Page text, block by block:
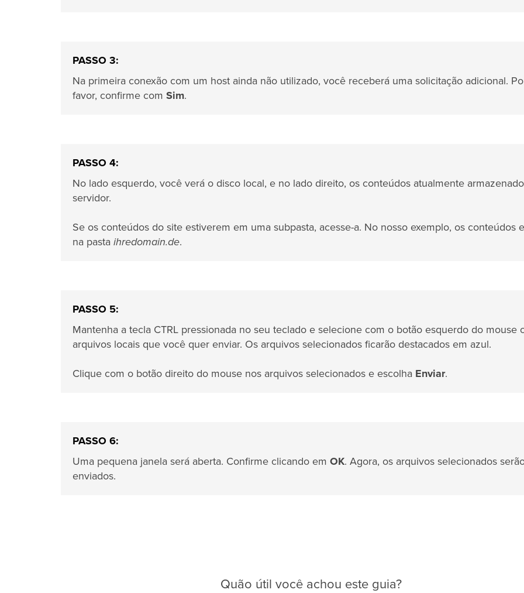
PASSO 3:
Na primeira conexão com um host ainda não utilizado, você receberá uma solicitação adicional.
favor, confirme com Sim.
PASSO 4:
No lado esquerdo, você verá o disco local, e no lado direito, os conteúdos atualmente
servidor.
Se os conteúdos do site estiverem em uma subpasta, acesse-a. No nosso exemplo, os conteúdos
na pasta ihredomain.de.
PASSO 5:
Mantenha a tecla CTRL pressionada no seu teclado e selecione com o botão esquerdo do mouse
arquivos locais que você quer enviar. Os arquivos selecionados ficarão destacados em azul.
Clique com o botão direito do mouse nos arquivos selecionados e escolha Enviar.
PASSO 6:
Uma pequena janela será aberta. Confirme clicando em OK. Agora, os arquivos selecionados
enviados.
Quão útil você achou este guia?